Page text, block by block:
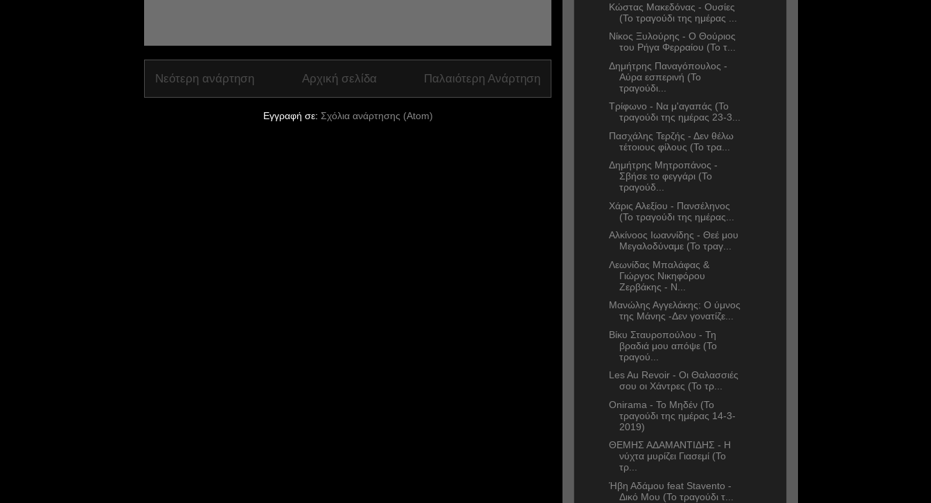
Νεότερη ανάρτηση Παλαιότερη Ανάρτηση
Αρχική σελίδα
Εγγραφή σε: Σχόλια ανάρτησης (Atom)
Κώστας Μακεδόνας - Ουσίες
(Το τραγούδι της ημέρας ...
Νίκος Ξυλούρης - Ο Θούριος
του Ρήγα Φερραίου (Το τ...
Δημήτρης Παναγόπουλος -
Αύρα εσπερινή (Το
τραγούδι...
Τρίφωνο - Να μ'αγαπάς (Το
τραγούδι της ημέρας 23-3...
Πασχάλης Τερζής - Δεν θέλω
τέτοιους φίλους (Το τρα...
Δημήτρης Μητροπάνος -
Σβήσε το φεγγάρι (Το
τραγούδ...
Χάρις Αλεξίου - Πανσέληνος
(Το τραγούδι της ημέρας...
Αλκίνοος Ιωαννίδης - Θεέ μου
Μεγαλοδύναμε (Το τραγ...
Λεωνίδας Μπαλάφας &
Γιώργος Νικηφόρου
Ζερβάκης - Ν...
Μανώλης Αγγελάκης: Ο ύμνος
της Μάνης -Δεν γονατίζε...
Βίκυ Σταυροπούλου - Τη
βραδιά μου απόψε (Το
τραγού...
Les Au Revoir - Οι Θαλασσιές
σου οι Χάντρες (Το τρ...
Onirama - Το Μηδέν (Το
τραγούδι της ημέρας 14-3-
2019)
ΘΕΜΗΣ ΑΔΑΜΑΝΤΙΔΗΣ - Η
νύχτα μυρίζει Γιασεμί (Το
τρ...
Ήβη Αδάμου feat Stavento -
Δικό Μου (Το τραγούδι τ...